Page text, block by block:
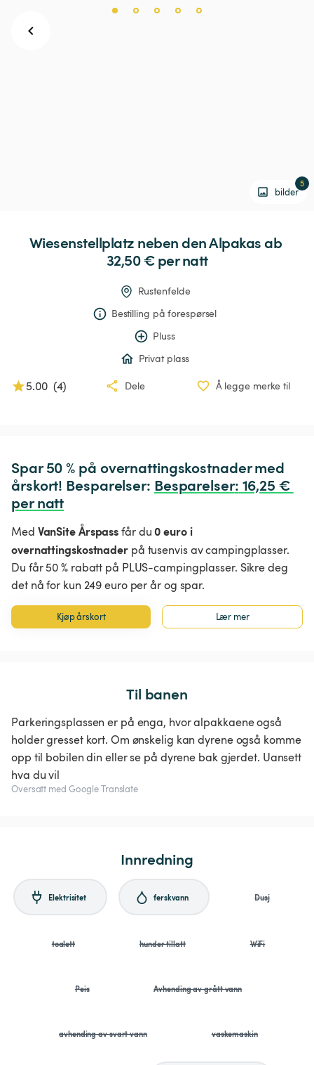
bilder
5
Wiesenstellplatz nebendenAlpakas ab
32,50 € per natt
Rustenfelde
Bestilling på forespørsel
Pluss
Privat plass
5.00 (4) Dele Å legge merke til
Spar 50 % på overnattingskostnader med
årskort! Besparelser: Besparelser: 16,25 €
per natt
Med VanSite Årspassfår du0 euro i
overnattingskostnaderpå tusenvis av campingplasser.
Du får 50 % rabatt på PLUS-campingplasser. Sikre deg
det nå for kun 249 euro per år og spar.
Kjøp årskort Lær mer
Til banen
Parkeringsplassen er på enga, hvor alpakkaene også
holder gresset kort. Om ønskelig kan dyrene også komme
opp til bobilen din eller se på dyrene bak gjerdet. Uansett
hva du vil
Oversatt med Google Translate
Innredning
Elektrisitet ferskvann Dusj
toalett hunder tillatt WiFi
Peis Avhending av grått vann
avhending av svart vann vaskemaskin